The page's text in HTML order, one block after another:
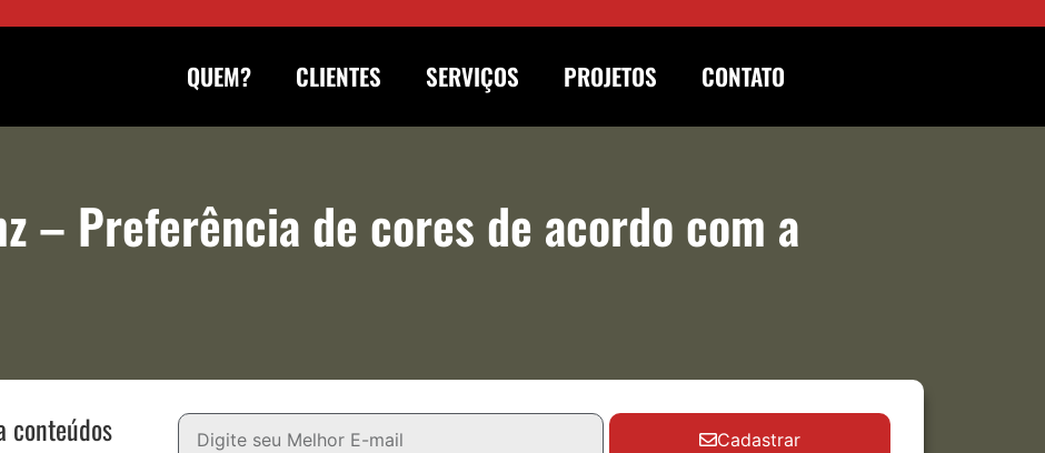
QUEM? CLIENTES SERVIÇOS PROJETOS CONTATO
– Preferência de cores de acordo com a
conteúdos Cadastrar